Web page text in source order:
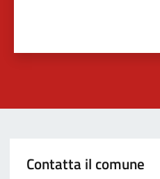
Contatta il comune